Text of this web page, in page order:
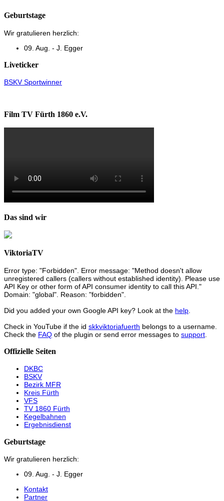
Geburtstage
Wir gratulieren herzlich:
09. Aug. - J. Egger
Liveticker
BSKV Sportwinner
Film TV Fürth 1860 e.V.
Das sind wir
ViktoriaTV
Error type: "Forbidden". Error message: "Method doesn't allow
unregistered callers (callers without established identity). Please use
API Key or other form of API consumer identity to call this API."
Domain: "global". Reason: "forbidden".
Did you added your own Google API key? Look at the help
Check in YouTube if the id skkviktoriafuerth belongs to a username.
Check the FAQ of the plugin or send error messages to support
Offizielle Seiten
DKBC
BSKV
Bezirk MFR
Kreis Fürth
VFS
TV 1860 Fürth
Kegelbahnen
Ergebnisdienst
Geburtstage
Wir gratulieren herzlich:
09. Aug. - J. Egger
Kontakt
Partner